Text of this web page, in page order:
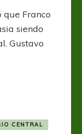
Enano
dejalo…
Franco
siendo
Gustavo
CENTRAL